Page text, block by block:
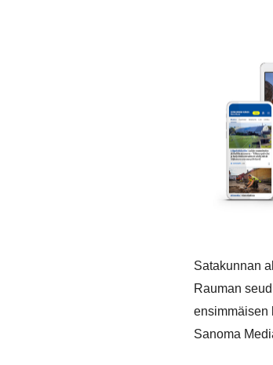
Satakunnan
Rauman
ensimmäisen
Sanoma